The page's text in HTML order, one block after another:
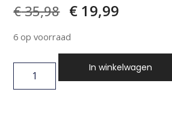
€35,98 € 19,99
6 op voorraad
In winkelwagen